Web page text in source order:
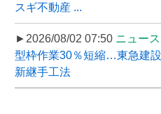
スギ不動産 ...
►2026/08/02 07:50 ニュー
型枠作業30％短縮…東急建
新継手工法